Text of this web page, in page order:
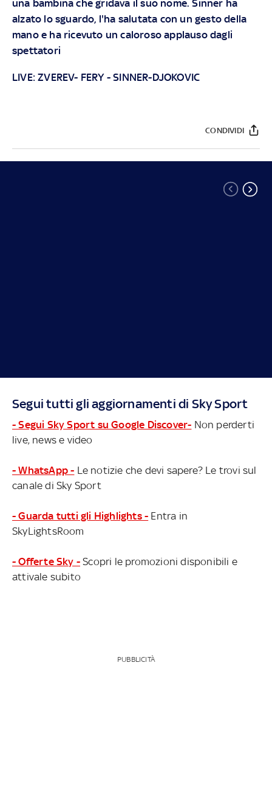
una bambina che gridava il suo nome. Sinner ha
alzato lo sguardo, l'ha salutata con un gesto della
mano e ha ricevuto un caloroso applauso dagli
spettatori
LIVE:ZVEREV- FERY-SINNER-DJOKOVIC
CONDIVIDI
Segui tutti gli aggiornamenti di Sky Sport
- Segui Sky Sport su Google Discover- Non perderti
live, news e video
- WhatsApp - Le notizie che devi sapere? Le trovi sul
canale di Sky Sport
- Guarda tutti gli Highlights - Entra in
SkyLightsRoom
- Offerte Sky - Scopri le promozioni disponibili e
attivale subito
PUBBLICITÀ